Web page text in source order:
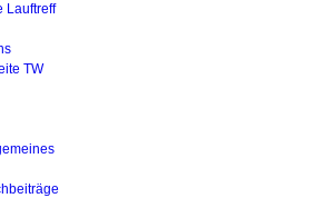
Lauftreff
TW